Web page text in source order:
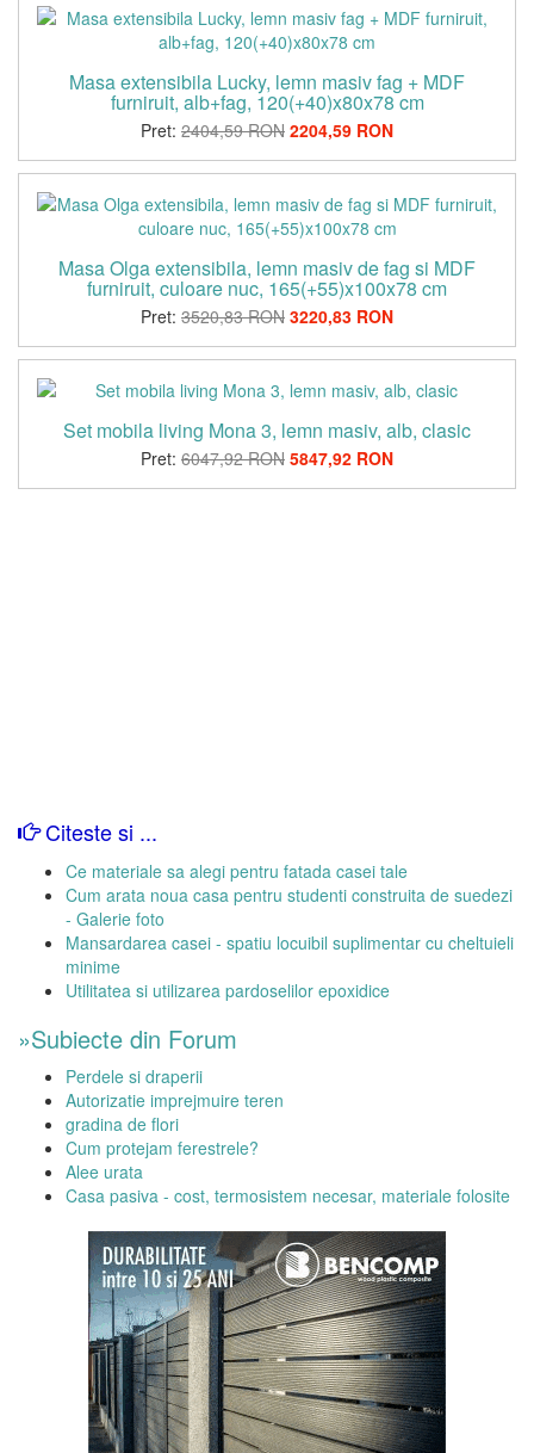
Masa extensibila Lucky, lemn masiv fag + MDF
furniruit, alb+fag, 120(+40)x80x78 cm
Pret: 2404,59 RON 2204,59 RON
Masa Olga extensibila, lemn masiv de fag si MDF
furniruit, culoare nuc, 165(+55)x100x78 cm
Pret: 3520,83 RON 3220,83 RON
Set mobila living Mona 3, lemn masiv, alb, clasic
Pret: 6047,92 RON 5847,92 RON
Citeste si ...
Ce materiale sa alegi pentru fatada casei tale
Cum arata noua casa pentru studenti construita de suedezi
- Galerie foto
Mansardarea casei - spatiu locuibil suplimentar cu cheltuieli
minime
Utilitatea si utilizarea pardoselilor epoxidice
»Subiecte din Forum
Perdele si draperii
Autorizatie imprejmuire teren
gradina de flori
Cum protejam ferestrele?
Alee urata
Casa pasiva - cost, termosistem necesar, materiale folosite